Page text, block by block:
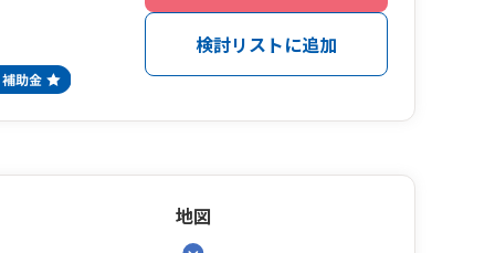
検討リストに追加
地図